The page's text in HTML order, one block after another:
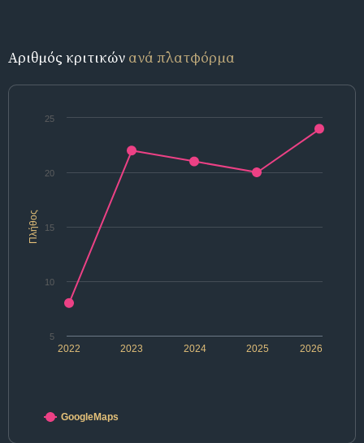
Αριθμός κριτικών ανά πλατφόρμα
Πλήθος
2022 2024 2026
2023 2025
5
10
15
20
25
GoogleMaps